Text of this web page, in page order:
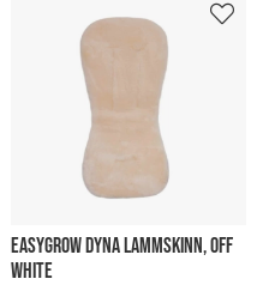
EASYGROW DYNA LAMMSKINN, OFF
WHITE